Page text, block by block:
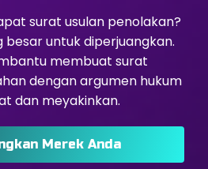
surat usulan penolakan?
besar untuk diperjuangkan.
membuat surat
dengan argumen hukum
dan meyakinkan.
Merek Anda